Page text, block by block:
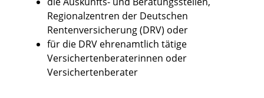
Regionalzentren der Deutschen
Rentenversicherung (DRV) oder
für die DRV ehrenamtlich tätige
Versichertenberaterinnen oder
Versichertenberater